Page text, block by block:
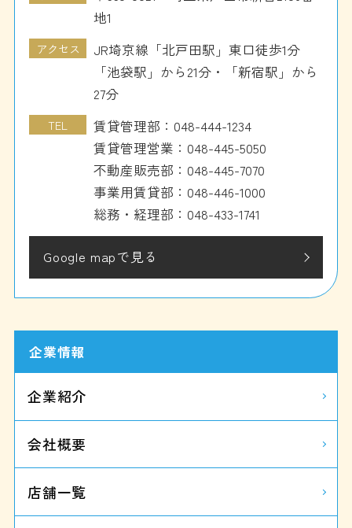
地1
アクセス
JR埼京線「北戸田駅」東口徒歩1分
「池袋駅」から21分・「新宿駅」から
27分
TEL 賃貸管理部： 048-444-1234
賃貸管理営業： 048-445-5050
不動産販売部： 048-445-7070
事業用賃貸部： 048-446-1000
総務・経理部： 048-433-1741
Google mapで見る
企業情報
企業紹介
会社概要
店舗一覧